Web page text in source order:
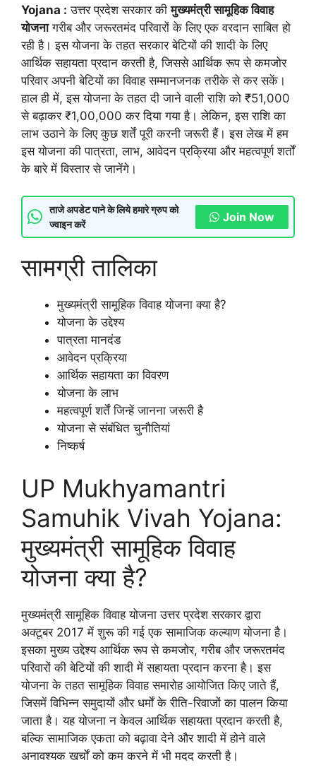
Yojana : उत्तर प्रदेश सरकार कीमुख्यमंत्री सामूहिक विवाह
योजनागरीब और जरूरतमंद परिवारों के लिए एक वरदान साबित हो
रही है। इस योजना के तहत सरकार बेटियों की शादी के लिए
आर्थिक सहायता प्रदान करती है, जिससे आर्थिक रूप से कमजोर
परिवार अपनी बेटियों का विवाह सम्मानजनक तरीके से कर सकें।
हाल ही में, इस योजना के तहत दी जाने वाली राशि को ₹51,000
से बढ़ाकर ₹1,00,000 कर दिया गया है। लेकिन, इस राशि का
लाभ उठाने के लिए कुछ शर्तें पूरी करनी जरूरी हैं। इस लेख में हम
इस योजना की पात्रता, लाभ, आवेदन प्रक्रिया और महत्वपूर्ण शर्तों
के बारे में विस्तार से जानेंगे।
ताजे अपडेट पाने के लिये हमारे ग्रुप को
ज्वाइन करें
Join Now
सामग्री तालिका
मुख्यमंत्री सामूहिक विवाह योजना क्या है?
योजना के उद्देश्य
पात्रता मानदंड
आवेदन प्रक्रिया
आर्थिक सहायता का विवरण
योजना के लाभ
महत्वपूर्ण शर्तें जिन्हें जानना जरूरी है
योजना से संबंधित चुनौतियां
निष्कर्ष
UP Mukhyamantri
Samuhik Vivah Yojana:
मुख्यमंत्री सामूहिक विवाह
योजना क्या है?
मुख्यमंत्री सामूहिक विवाह योजना उत्तर प्रदेश सरकार द्वारा
अक्टूबर 2017 में शुरू की गई एक सामाजिक कल्याण योजना है।
इसका मुख्य उद्देश्य आर्थिक रूप से कमजोर, गरीब और जरूरतमंद
परिवारों की बेटियों की शादी में सहायता प्रदान करना है। इस
योजना के तहत सामूहिक विवाह समारोह आयोजित किए जाते हैं,
जिसमें विभिन्न समुदायों और धर्मों के रीति-रिवाजों का पालन किया
जाता है। यह योजना न केवल आर्थिक सहायता प्रदान करती है,
बल्कि सामाजिक एकता को बढ़ावा देने और शादी में होने वाले
अनावश्यक खर्चों को कम करने में भी मदद करती है।